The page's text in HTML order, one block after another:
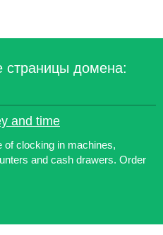
страницы домена:
and time
of clocking in machines,
and cash drawers. Order